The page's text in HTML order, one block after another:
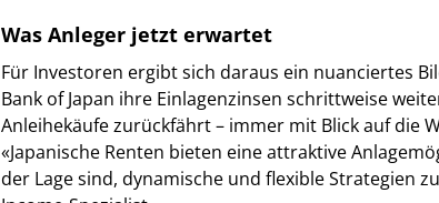
Was Anleger jetzt erwartet
Für Investoren ergibt sich daraus ein nuanciertes
Bank of Japan ihre Einlagenzinsen schrittweise
Anleihekäufe zurückfährt – immer mit Blick auf die
«Japanische Renten bieten eine attraktive
der Lage sind, dynamische und flexible Strategien